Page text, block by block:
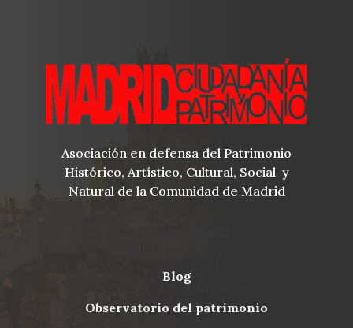
Asociación en defensa del Patrimonio
Histórico, Artístico, Cultural, Social y
Natural de la Comunidad de Madrid
Menu
blog
observatorio del patrimonio